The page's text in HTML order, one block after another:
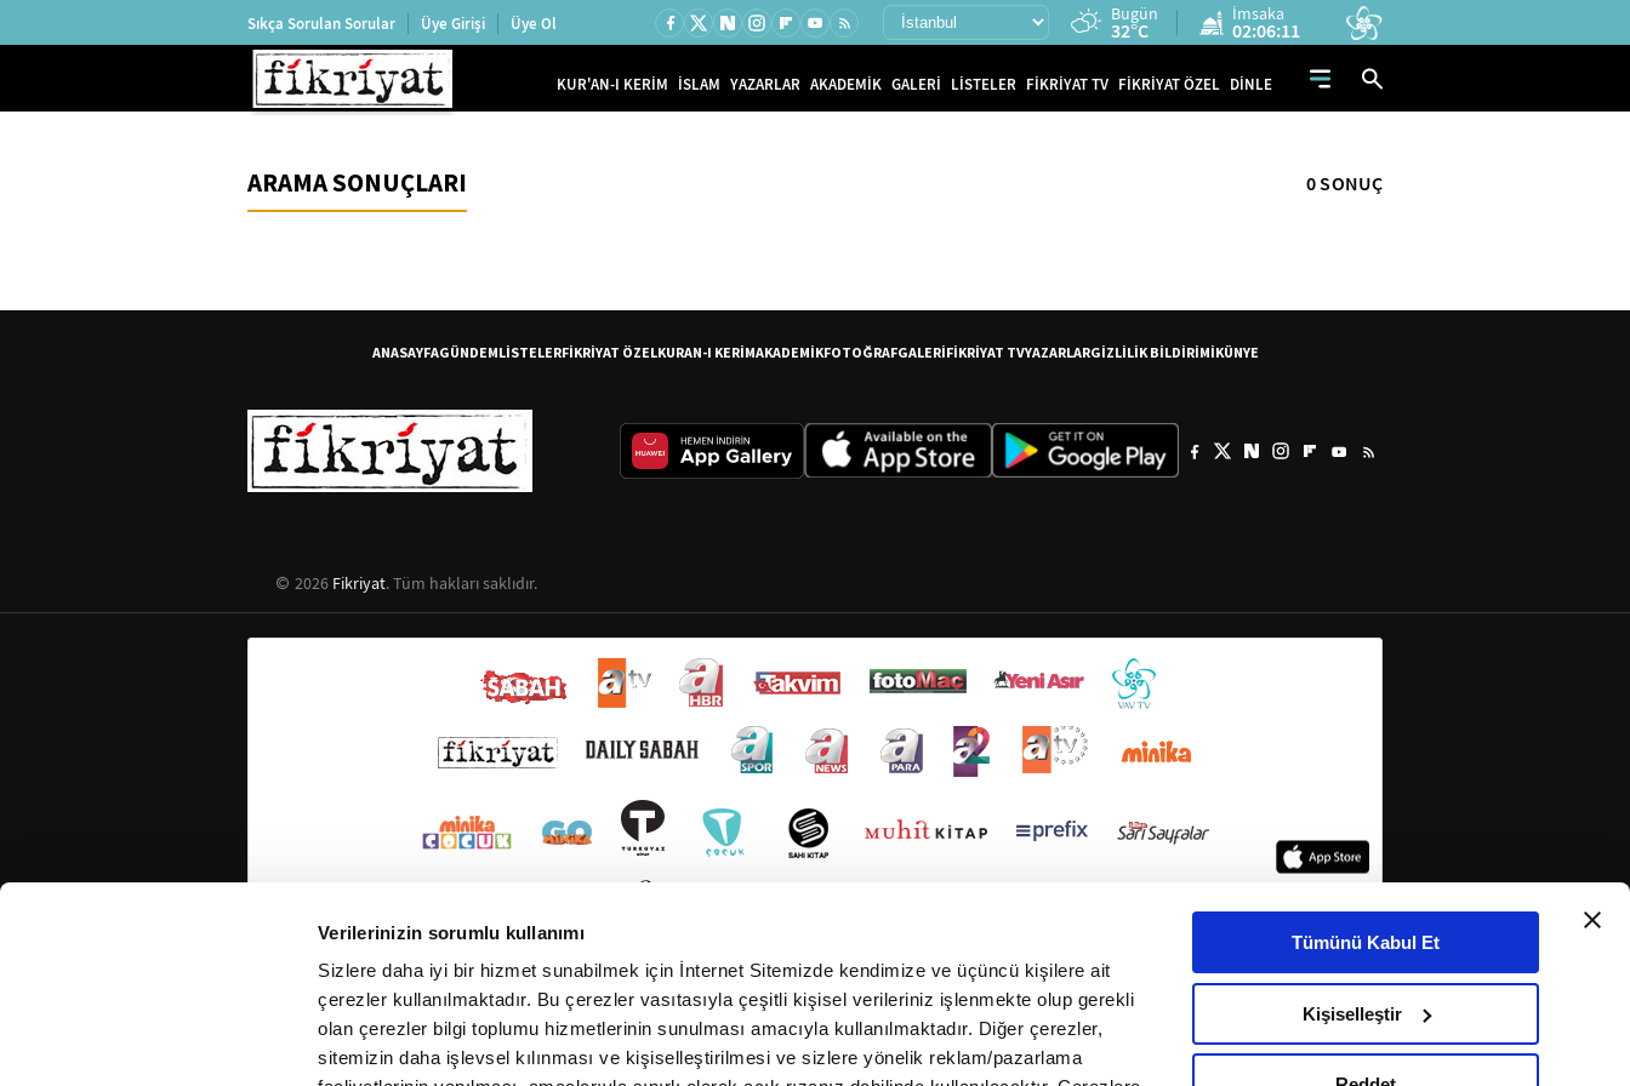
Verilerinizin sorumlu kullanımı
Sizlere daha iyi bir hizmet sunabilmek için İnternet Sitemizde kendimize ve üçüncü kişilere ait
çerezler kullanılmaktadır. Bu çerezler vasıtasıyla çeşitli kişisel verileriniz işlenmekte olup gerekli
olan çerezler bilgi toplumu hizmetlerinin sunulması amacıyla kullanılmaktadır. Diğer çerezler,
sitemizin daha işlevsel kılınması ve kişiselleştirilmesi ve sizlere yönelik reklam/pazarlama
Tümünü Kabul Et
Kişiselleştir
Sıkça Sorulan Sorular Üye Girişi Üye Ol Bugün
32°C
İmsaka
02:06:11
KUR'AN-I KERİM İSLAM YAZARLAR AKADEMİK GALERİ LİSTELER FİKRİYAT TV FİKRİYAT ÖZEL DİNLE
ARAMA SONUÇLARI 0 SONUÇ
ANASAYFAGÜNDEMLİSTELERFİKRİYAT ÖZELKURAN-I KERİMAKADEMİKFOTOĞRAFGALERİFİKRİYAT TVYAZARLARGİZLİLİK BİLDİRİMİKÜNYE
2026 Fikriyat. Tüm hakları saklıdır.